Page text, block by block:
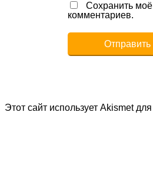
Сохранить
комментариев.
Этот сайт использует Akismet